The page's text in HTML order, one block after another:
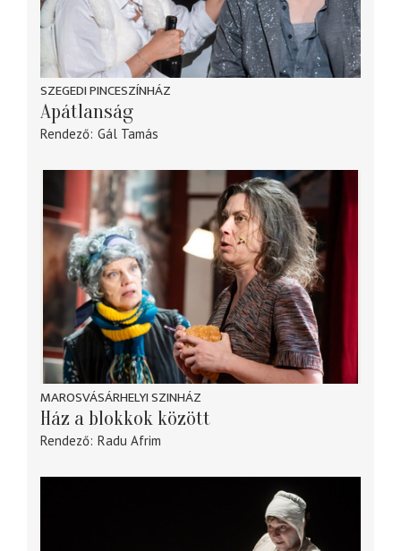
SZEGEDI PINCESZÍNHÁZ
Apátlanság
Rendező Gál Tamás
MAROSVÁSÁRHELYI SZINHÁZ
Ház a blokkok között
Rendező Radu Afrim